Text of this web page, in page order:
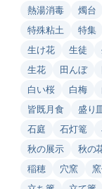
熱湯消毒
燭台
特殊粘土
特集
生け花
生徒
生花
田んぼ
白い桜
白梅
皆既月食
盛り
石庭
石灯篭
秋の展示
秋の
稲穂
穴窯